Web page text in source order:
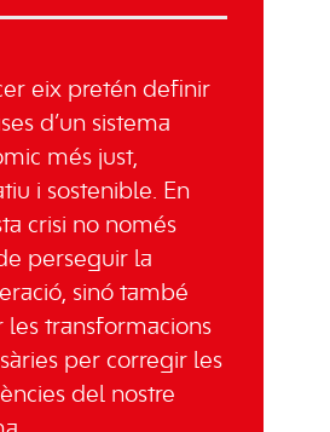
eix pretén definir
d’un sistema
més just,
i sostenible. En
crisi no només
perseguir la
sinó també
les transformacions
per corregir les
del nostre